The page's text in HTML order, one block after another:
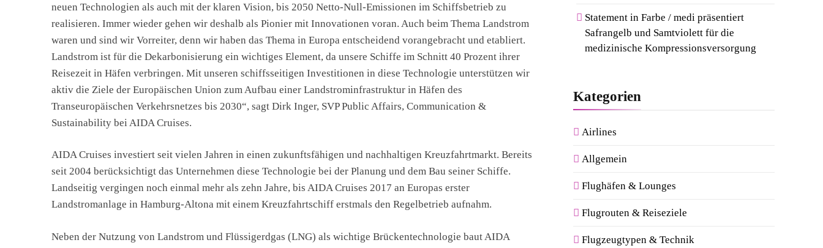
neuen Technologien als auch mit der klaren Vision, bis 2050 Netto-Null-Emissionen im Schiffsbetrieb zu
realisieren. Immer wieder gehen wir deshalb als Pionier mit Innovationen voran. Auch beim Thema Landstrom
waren und sind wir Vorreiter, denn wir haben das Thema in Europa entscheidend vorangebracht und etabliert.
Landstrom ist für die Dekarbonisierung ein wichtiges Element, da unsere Schiffe im Schnitt 40 Prozent ihrer
Reisezeit in Häfen verbringen. Mit unseren schiffsseitigen Investitionen in diese Technologie unterstützen wir
aktiv die Ziele der Europäischen Union zum Aufbau einer Landstrominfrastruktur in Häfen des
Transeuropäischen Verkehrsnetzes bis 2030“, sagt Dirk Inger, SVP Public Affairs, Communication &
Sustainability bei AIDA Cruises.
AIDA Cruises investiert seit vielen Jahren in einen zukunftsfähigen und nachhaltigen Kreuzfahrtmarkt. Bereits
seit 2004 berücksichtigt das Unternehmen diese Technologie bei der Planung und dem Bau seiner Schiffe.
Landseitig vergingen noch einmal mehr als zehn Jahre, bis AIDA Cruises 2017 an Europas erster
Landstromanlage in Hamburg-Altona mit einem Kreuzfahrtschiff erstmals den Regelbetrieb aufnahm.
Neben der Nutzung von Landstrom und Flüssigerdgas (LNG) als wichtige Brückentechnologie baut AIDA
Statement in Farbe / medi präsentiert
Safrangelb und Samtviolett für die
medizinische Kompressionsversorgung
Kategorien
Airlines
Allgemein
Flughäfen & Lounges
Flugrouten & Reiseziele
Flugzeugtypen & Technik